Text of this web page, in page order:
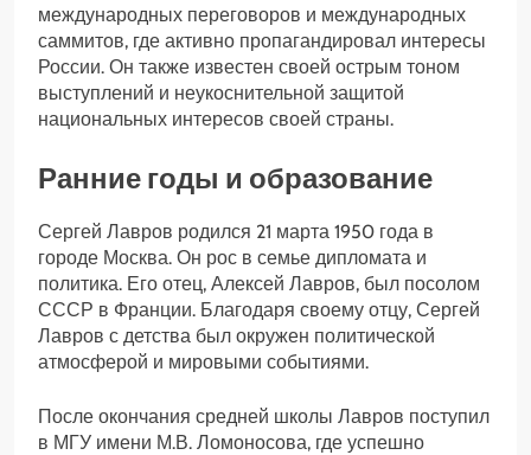
международных переговоров и международных
саммитов, где активно пропагандировал интересы
России. Он также известен своей острым тоном
выступлений и неукоснительной защитой
национальных интересов своей страны.
Ранние годы и образование
Сергей Лавров родился 21 марта 1950 года в
городе Москва. Он рос в семье дипломата и
политика. Его отец, Алексей Лавров, был посолом
СССР в Франции. Благодаря своему отцу, Сергей
Лавров с детства был окружен политической
атмосферой и мировыми событиями.
После окончания средней школы Лавров поступил
в МГУ имени М.В. Ломоносова, где успешно